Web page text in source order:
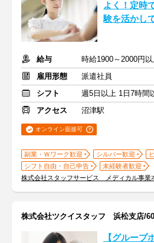
よく！定時
験を活かし
給与
時給1900～2000円
雇用形態
派遣社員
シフト
週5日以上 1日7時間
アクセス
沼津駅
オンライン面接可
副業・Ｗワーク歓迎 シルバー歓迎
シフト自由・自己申告
未経験者歓迎
株式会社スタッフサービス メディカル事業
株式会社ツクイスタッフ 浜松支店/
【グループ